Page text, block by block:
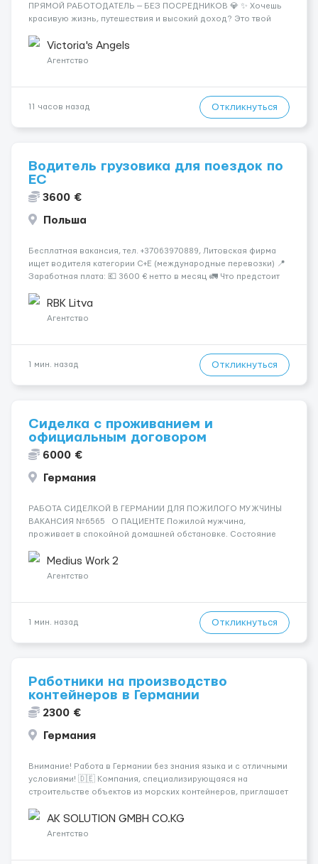
ПРЯМОЙ РАБОТОДАТЕЛЬ — БЕЗ ПОСРЕДНИКОВ 💎 ✨ Хочешь
красивую жизнь, путешествия и высокий доход? Это твой
Опытная команда с годами практики — Стабильный поток
клиентов (без ...
Victoria's Angels
Агентство
11 часов назад Откликнуться
Водитель грузовика для поездок по
ЕС
3600 €
Польша
Бесплатная вакансия, тел. +37063970889, Литовская фирма
ищет водителя категории C+E (международные перевозки) 📍
Заработная плата: 💶 3600 € нетто в месяц 🚛 Что предстоит
рефрижераторах. В среднем 400–500 км в день. Погрузки и
разгрузки...
RBK Litva
Агентство
1 мин. назад Откликнуться
Сиделка с проживанием и
официальным договором
6000 €
Германия
РАБОТА СИДЕЛКОЙ В ГЕРМАНИИ ДЛЯ ПОЖИЛОГО МУЖЧИНЫ
ВАКАНСИЯ №6565 О ПАЦИЕНТЕ Пожилой мужчина,
проживает в спокойной домашней обстановке. Состояние
повседневной жизни. СОСТОЯНИЕ И УХОД Требуется
базовый уход, помощь с гиги...
Medius Work 2
Агентство
1 мин. назад Откликнуться
Работники на производство
контейнеров в Германии
2300 €
Германия
Внимание! Работа в Германии без знания языка и с отличными
условиями! 🇩🇪 Компания, специализирующаяся на
строительстве объектов из морских контейнеров, приглашает
Монтажники ⚒ - Плиточники 🪜 - Сантехники 🚰 - Сварщики 🔧 -
Маляры 🎨 - Садовни...
AK SOLUTION GMBH CO.KG
Агентство